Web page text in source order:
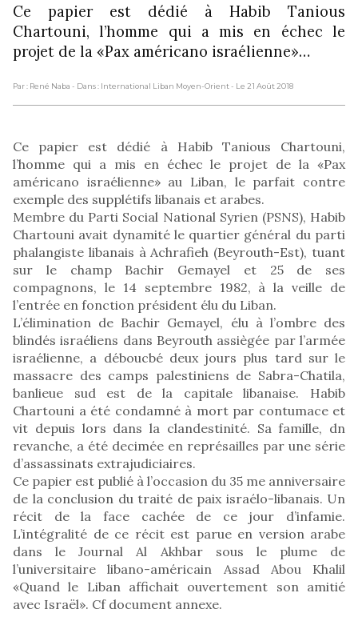
Ce papier est dédié à Habib Tanious
Chartouni, l’homme qui a mis en échec le
projet de la «Pax américano israélienne»…
Par : René Naba - Dans : International Liban Moyen-Orient- Le 21 Août 2018
Ce papier est dédié à Habib Tanious Chartouni,
l’homme qui a mis en échec le projet de la «Pax
américano israélienne» au Liban, le parfait contre
exemple des supplétifs libanais et arabes.
Membre du Parti Social National Syrien (PSNS), Habib
Chartouni avait dynamité le quartier général du parti
phalangiste libanais à Achrafieh (Beyrouth-Est), tuant
sur le champ Bachir Gemayel et 25 de ses
compagnons, le 14 septembre 1982, à la veille de
l’entrée en fonction président élu du Liban.
L’élimination de Bachir Gemayel, élu à l’ombre des
blindés israéliens dans Beyrouth assiègée par l’armée
israélienne, a déboucbé deux jours plus tard sur le
massacre des camps palestiniens de Sabra-Chatila,
banlieue sud est de la capitale libanaise. Habib
Chartouni a été condamné à mort par contumace et
vit depuis lors dans la clandestinité. Sa famille, dn
revanche, a été decimée en représailles par une série
d’assassinats extrajudiciaires.
Ce papier est publié à l’occasion du 35 me anniversaire
de la conclusion du traité de paix israélo-libanais. Un
récit de la face cachée de ce jour d’infamie.
L’intégralité de ce récit est parue en version arabe
dans le Journal Al Akhbar sous le plume de
l’universitaire libano-américain Assad Abou Khalil
«Quand le Liban affichait ouvertement son amitié
avec Israël». Cf document annexe.